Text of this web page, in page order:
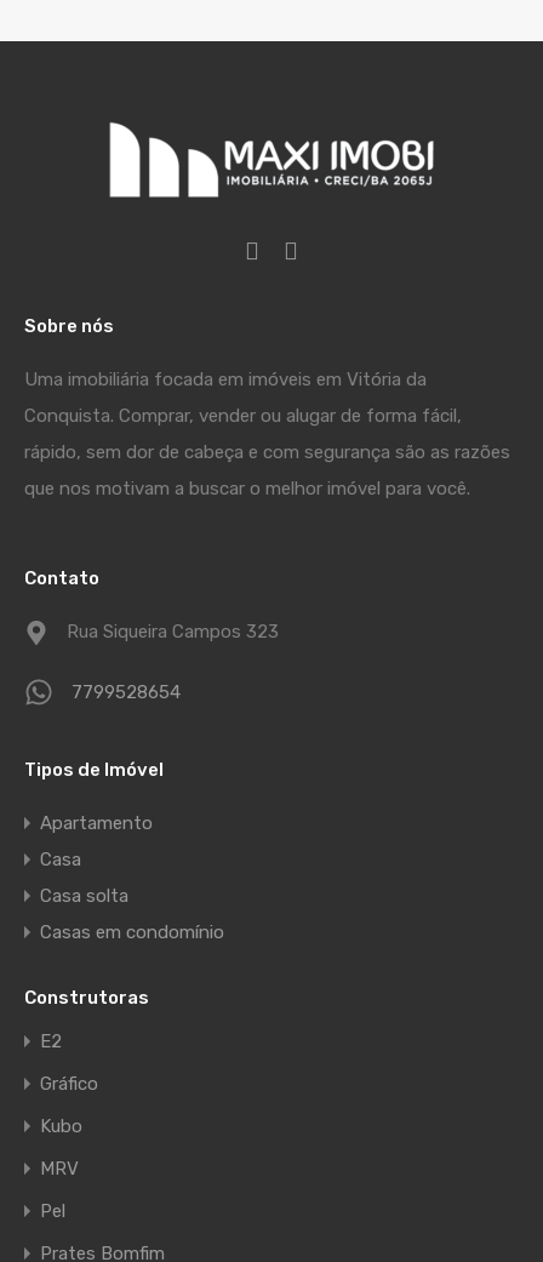
Sobre nós
Uma imobiliária focada em imóveis em Vitória da
Conquista. Comprar, vender ou alugar de forma fácil,
rápido, sem dor de cabeça e com segurança são as razões
que nos motivam a buscar o melhor imóvel para você.
Contato
Rua Siqueira Campos 323
7799528654
Tipos de Imóvel
Apartamento
Casa
Casa solta
Casas em condomínio
Construtoras
E2
Gráfico
Kubo
MRV
Pel
Prates Bomfim